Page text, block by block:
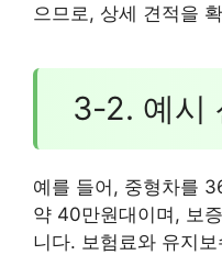
으므로, 상세 견적을
3-2. 예시
예를 들어, 중형차를
약 40만원대이며, 보
니다. 보험료와 유지